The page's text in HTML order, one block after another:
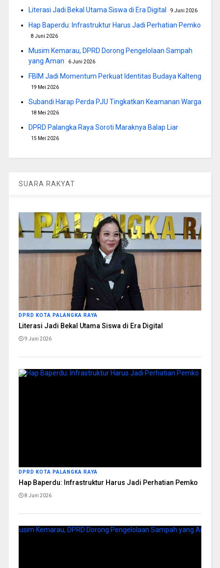
Literasi Jadi Bekal Utama Siswa di Era Digital 9 Juni 2026
Hap Baperdu: Infrastruktur Harus Jadi Perhatian Pemko
8 Juni 2026
Musim Kemarau, DPRD Dorong Pengelolaan Sampah
yang Aman
6 Juni 2026
FBIM Jadi Momentum Perkuat Identitas Budaya Kalteng
19 Mei 2026
Subandi Harap Perda PJU Tingkatkan Keamanan Warga
18 Mei 2026
DPRD Palangka Raya Soroti Maraknya Balap Liar
15 Mei 2026
SUARA RAKYAT
DPRD KOTA PALANGKA RAYA
Literasi Jadi Bekal Utama Siswa di Era Digital
9 Juni 2026
DPRD KOTA PALANGKA RAYA
Hap Baperdu: Infrastruktur Harus Jadi Perhatian Pemko
8 Juni 2026